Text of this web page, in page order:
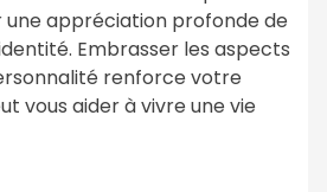
appréciation profonde de
Embrasser les aspects
renforce votre
vous aider à vivre une vie